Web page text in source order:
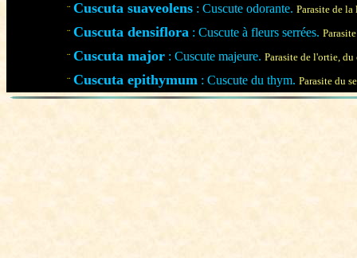
¨ Cuscuta suaveolens : Cuscute odorante. Parasite de la
¨ Cuscuta densiflora : Cuscute à fleurs serrées.
¨ Cuscuta major : Cuscute majeure. Parasite de l'ortie,
¨ Cuscuta epithymum : Cuscute du thym. Parasite du